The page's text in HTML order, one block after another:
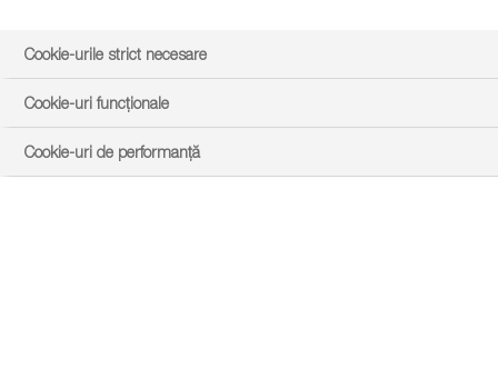
Cookie-urile strict necesare
Cookie-uri funcționale
Cookie-uri de performanță